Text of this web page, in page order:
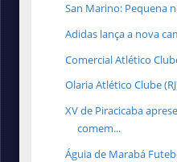
San Marino: Pequena
Adidas lança a nova
Comercial Atlético
Olaria Atlético Clube
XV de Piracicaba
comem...
Águia de Marabá